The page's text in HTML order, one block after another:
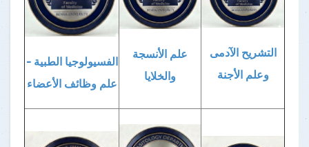
التشريح الآدمى
وعلم الأجنة
علم الأنسجة
والخلايا
الفسيولوجيا الطبية -
علم وظائف الأعضاء